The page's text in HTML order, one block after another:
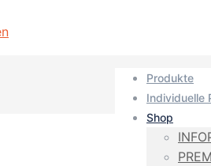
Produkte
Individuelle
Shop